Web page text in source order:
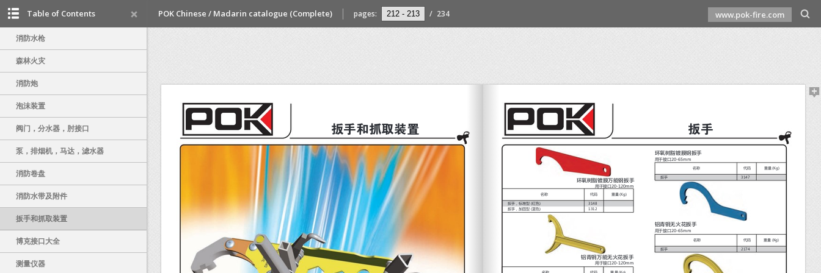
POK Chinese / Madarin catalogue (Complete) pages: / 234 www.pok-fire.com
Table of Contents
消防水枪
森林火灾
消防炮
泡沫装置
阀门，分水器，肘接口
泵，排烟机，马达，滤水器
消防卷盘
消防水带及附件
扳手和抓取装置
博克接口大全
测量仪器